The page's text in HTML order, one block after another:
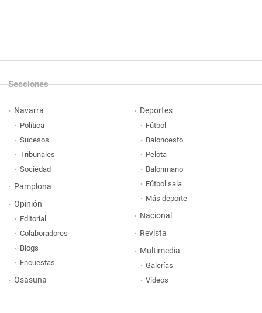
Secciones
Navarra
Política
Sucesos
Tribunales
Sociedad
Pamplona
Opinión
Editorial
Colaboradores
Blogs
Encuestas
Osasuna
Deportes
Fútbol
Baloncesto
Pelota
Balonmano
Fútbol sala
Más deporte
Nacional
Revista
Multimedia
Galerías
Vídeos